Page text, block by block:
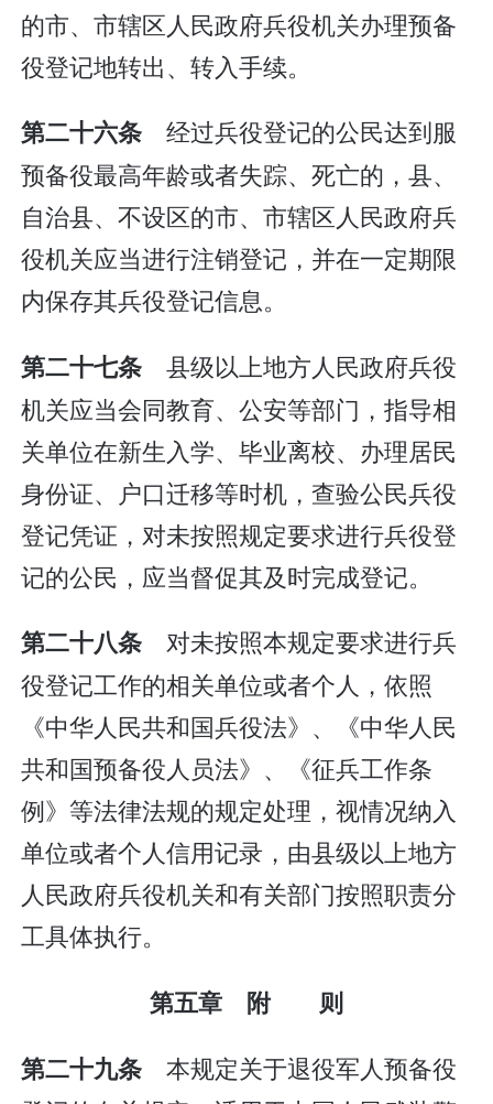
的市、市辖区人民政府兵役机关办理预备
役登记地转出、转入手续。
第二十六条经过兵役登记的公民达到服
预备役最高年龄或者失踪、死亡的，县、
自治县、不设区的市、市辖区人民政府兵
役机关应当进行注销登记，并在一定期限
内保存其兵役登记信息。
第二十七条县级以上地方人民政府兵役
机关应当会同教育、公安等部门，指导相
关单位在新生入学、毕业离校、办理居民
身份证、户口迁移等时机，查验公民兵役
登记凭证，对未按照规定要求进行兵役登
记的公民，应当督促其及时完成登记。
第二十八条对未按照本规定要求进行兵
役登记工作的相关单位或者个人，依照
《中华人民共和国兵役法》、《中华人民
共和国预备役人员法》、《征兵工作条
例》等法律法规的规定处理，视情况纳入
单位或者个人信用记录，由县级以上地方
人民政府兵役机关和有关部门按照职责分
工具体执行。
第五章 附 则
第二十九条 本规定关于退役军人预备役